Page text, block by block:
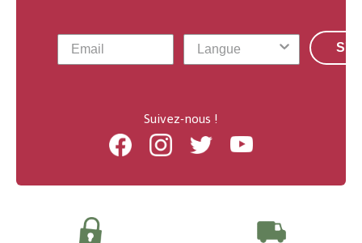
Suivez-nous !
FacebookInstagramTwitter Youtube